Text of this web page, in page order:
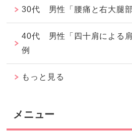
30代 男性「腰痛と右大腿
40代 男性「四十肩による
例
もっと見る
メニュー